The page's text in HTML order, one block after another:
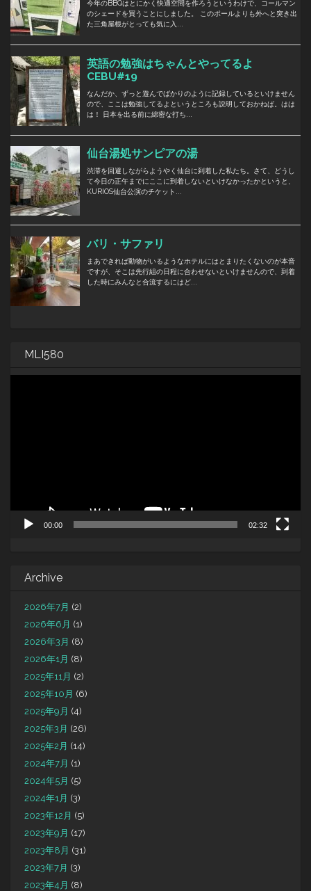
MLI580
00:00 02:32
Archive
2026年7月 (2)
2026年6月 (1)
2026年3月 (8)
2026年1月 (8)
2025年11月 (2)
2025年10月 (6)
2025年9月 (4)
2025年3月 (26)
2025年2月 (14)
2024年7月 (1)
2024年5月 (5)
2024年1月 (3)
2023年12月 (5)
2023年9月 (17)
2023年8月 (31)
2023年7月 (3)
2023年4月 (8)